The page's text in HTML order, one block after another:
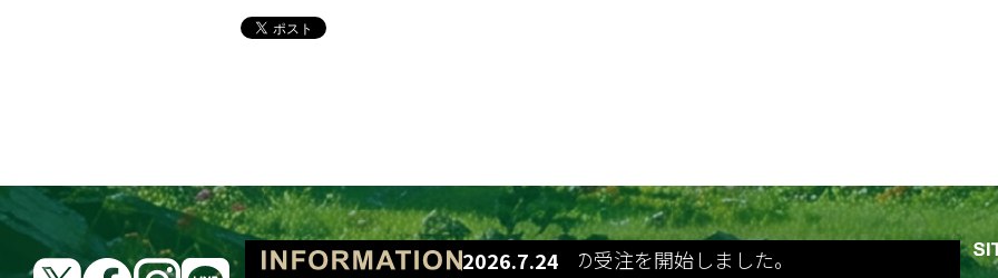
2026.7.24
BE@RBRICK Lotso 400%の受注を開始しました。